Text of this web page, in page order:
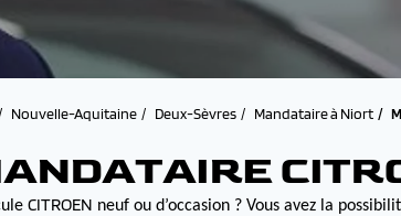
Nouvelle-Aquitaine Deux-Sèvres Mandataire à Niort
CITROEN neuf ou d’occasion ? Vous avez la